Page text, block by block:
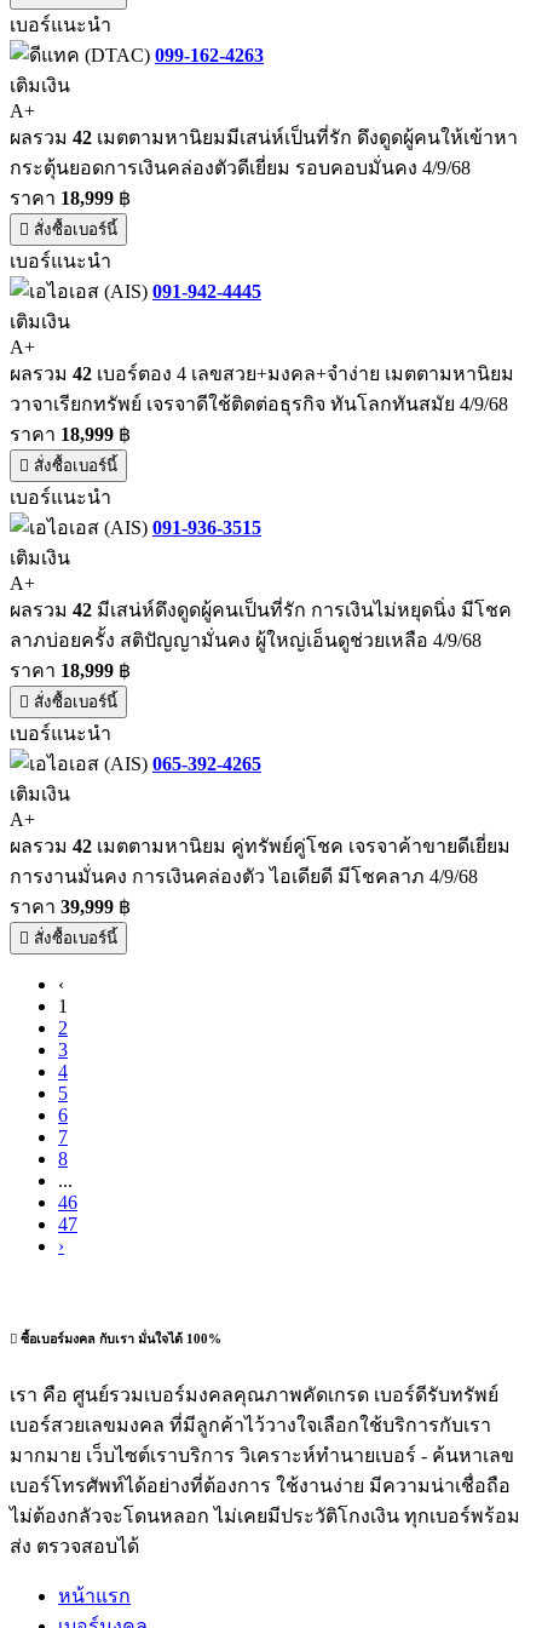
เบอร์แนะนำ
099-162-4263
เติมเงิน
A+
ผลรวม 42 เมตตามหานิยมมีเสน่ห์เป็นที่รัก ดึงดูดผู้คนให้เข้าหา
กระตุ้นยอดการเงินคล่องตัวดีเยี่ยม รอบคอบมั่นคง 4/9/68
ราคา 18,999 ฿
สั่งซื้อเบอร์นี้
เบอร์แนะนำ
091-942-4445
เติมเงิน
A+
ผลรวม 42 เบอร์ตอง 4 เลขสวย+มงคล+จำง่าย เมตตามหานิยม
วาจาเรียกทรัพย์ เจรจาดีใช้ติดต่อธุรกิจ ทันโลกทันสมัย 4/9/68
ราคา 18,999 ฿
สั่งซื้อเบอร์นี้
เบอร์แนะนำ
091-936-3515
เติมเงิน
A+
ผลรวม 42 มีเสน่ห์ดึงดูดผู้คนเป็นที่รัก การเงินไม่หยุดนิ่ง มีโชค
ลาภบ่อยครั้ง สติปัญญามั่นคง ผู้ใหญ่เอ็นดูช่วยเหลือ 4/9/68
ราคา 18,999 ฿
สั่งซื้อเบอร์นี้
เบอร์แนะนำ
065-392-4265
เติมเงิน
A+
ผลรวม 42 เมตตามหานิยม คู่ทรัพย์คู่โชค เจรจาค้าขายดีเยี่ยม
การงานมั่นคง การเงินคล่องตัว ไอเดียดี มีโชคลาภ 4/9/68
ราคา 39,999 ฿
สั่งซื้อเบอร์นี้
‹
1
2
3
4
5
6
7
8
...
46
47
›
ซื้อเบอร์มงคล กับเรา มั่นใจได้ 100%
เรา คือ ศูนย์รวมเบอร์มงคลคุณภาพคัดเกรด เบอร์ดีรับทรัพย์
เบอร์สวยเลขมงคล ที่มีลูกค้าไว้วางใจเลือกใช้บริการกับเรา
มากมาย เว็บไซต์เราบริการ วิเคราะห์ทำนายเบอร์ - ค้นหาเลข
เบอร์โทรศัพท์ได้อย่างที่ต้องการ ใช้งานง่าย มีความน่าเชื่อถือ
ไม่ต้องกลัวจะโดนหลอก ไม่เคยมีประวัติโกงเงิน ทุกเบอร์พร้อม
ส่ง ตรวจสอบได้
หน้าแรก